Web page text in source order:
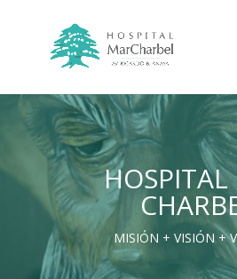
MISIÓN + VISIÓN +